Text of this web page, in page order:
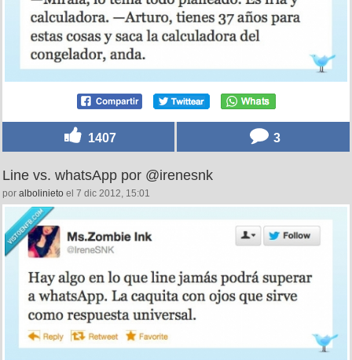
1407 3
Line vs. whatsApp por @irenesnk
por albolinieto el 7 dic 2012, 15:01